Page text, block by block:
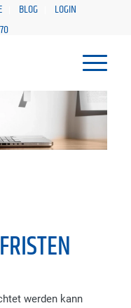
BLOG
LOGIN
werden kann